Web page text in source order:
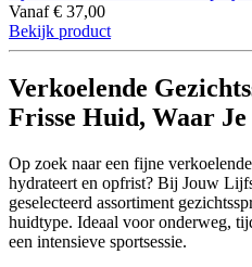
Vanaf € 37,00
Bekijk product
Verkoelende
Frisse Huid, Waar
Op zoek naar een fijne
hydrateert en opfrist? Bij Jouw
geselecteerd assortiment
huidtype. Ideaal voor onderweg,
een intensieve sportsessie.